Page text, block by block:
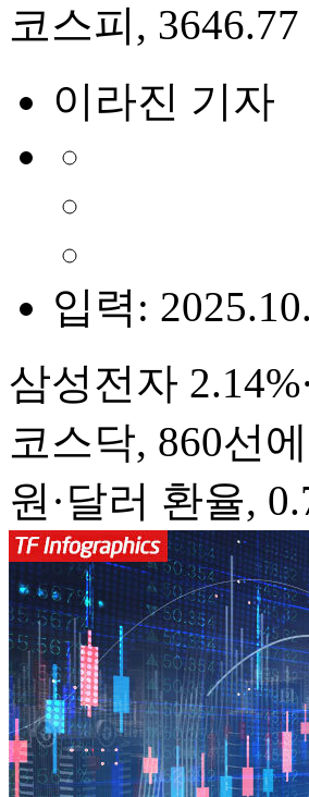
코스피,
이라진 기자
입력:
삼성전자
코스닥, 860선
원·달러 환율,